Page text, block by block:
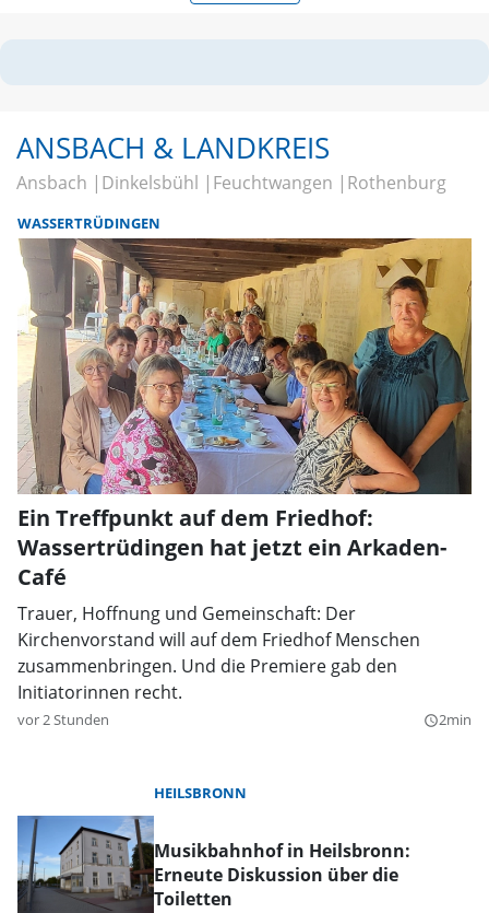
ANSBACH & LANDKREIS
Ansbach Dinkelsbühl Feuchtwangen Rothenburg
WASSERTRÜDINGEN
Ein Treffpunkt auf dem Friedhof:
Wassertrüdingen hat jetzt ein Arkaden-
Café
Trauer, Hoffnung und Gemeinschaft: Der
Kirchenvorstand will auf dem Friedhof Menschen
zusammenbringen. Und die Premiere gab den
Initiatorinnen recht.
vor 2 Stunden query_builder2min
HEILSBRONN
Musikbahnhof in Heilsbronn:
Erneute Diskussion über die
Toiletten